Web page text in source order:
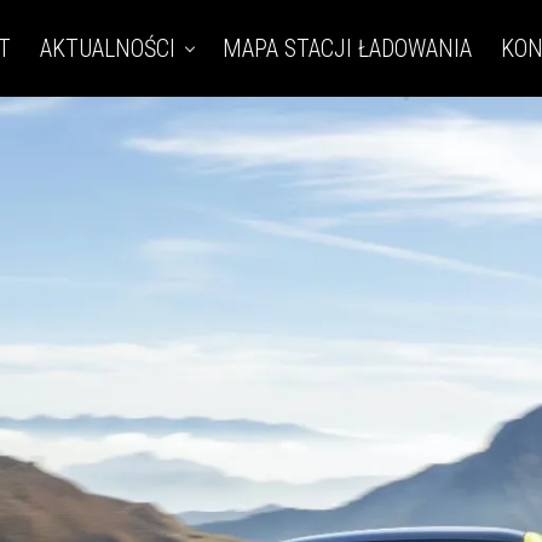
AKTUALNOŚCI MAPA STACJI ŁADOWANIA